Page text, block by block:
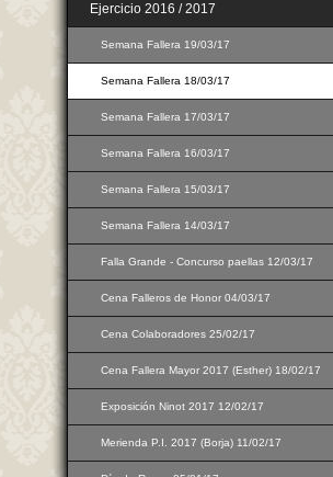
Ejercicio 2016 / 2017
Semana Fallera 19/03/17
Semana Fallera 18/03/17
Semana Fallera 17/03/17
Semana Fallera 16/03/17
Semana Fallera 15/03/17
Semana Fallera 14/03/17
Falla Grande - Concurso paellas 12/03/17
Cena Falleros de Honor 04/03/17
Cena Colaboradores 25/02/17
Cena Fallera Mayor 2017 (Esther) 18/02/17
Exposición Ninot 2017 12/02/17
Merienda P.I. 2017 (Borja) 11/02/17